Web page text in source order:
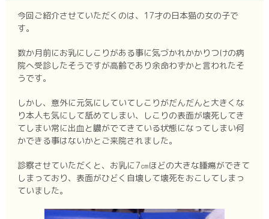
今回ご紹介させていただくのは、17才の日本猫の女の子で
す。
数か月前にお乳にしこりがある事に気づかれかかりつけの病
院へ受診したそうですが高齢であり余命わずかと言われたそ
うです。
しかし、意外に元気にしていてしこりがだんだんと大きくな
り本人も気にして舐めてしまい、しこりの表面が壊死してき
てしまい常に出血と膿がでてきている状態になってしまい何
かできる事はないかとご来院されました。
診察させていただくと、お乳に7㎝ほどの大きな腫瘍ができて
しまっており、表面がひどく自壊して壊死をおこしてしまっ
ていました。